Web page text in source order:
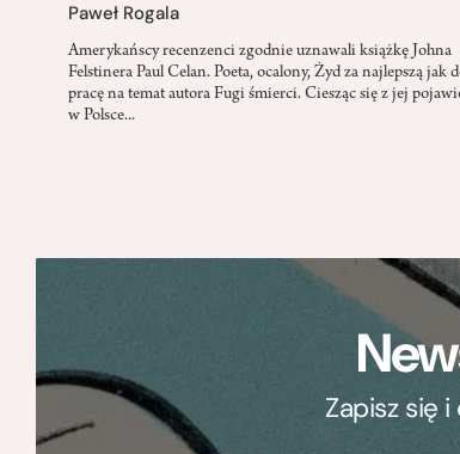
Paweł Rogala
Amerykańscy recenzenci zgodnie uznawali książkę Johna
Felstinera Paul Celan. Poeta, ocalony, Żyd za najlepszą jak
pracę na temat autora Fugi śmierci. Ciesząc się z jej
w Polsce...
Zapisz się